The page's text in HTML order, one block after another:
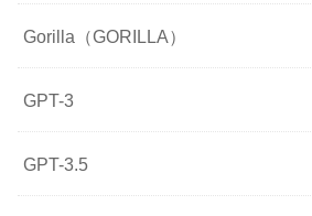
Gorilla（GORILLA）
GPT-3
GPT-3.5